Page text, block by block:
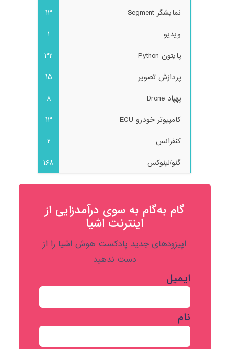
نمایشگر Segment
13
ویدیو
1
پایتون Python
32
پردازش تصویر
15
پهپاد Drone
8
کامپیوتر خودرو ECU
13
کنفرانس
2
گنو/لینوکس
168
گام به‌گام به‌ سوی درآمدزایی از
اینترنت اشیا
اپیزودهای جدید پادکست هوش اشیا را از
دست ندهید
ایمیل
نام